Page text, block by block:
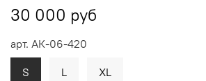
арт. АК-06-420
30 000 руб
S L XL